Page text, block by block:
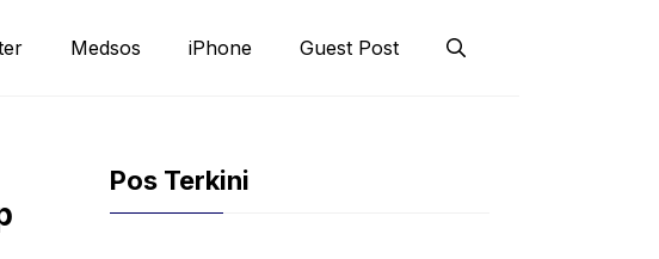
Medsos iPhone Guest Post
Pos Terkini